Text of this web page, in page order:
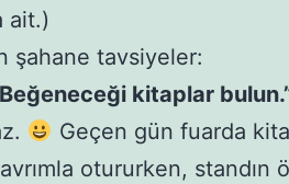
ait.)
şahane tavsiyeler:
kitaplar
Geçen gün fuarda
otururken, standın